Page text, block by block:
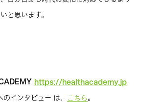
と思います。
https://healthacademy.jp
インタビュー は、 こちら 。